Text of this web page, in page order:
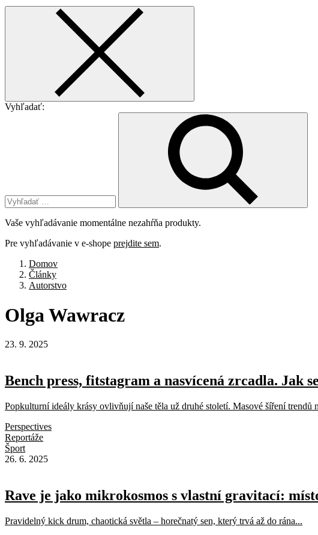
Vyhľadať:
Vaše vyhľadávanie momentálne nezahŕňa produkty.
Pre vyhľadávanie v e-shope prejdite sem.
Domov
Články
Autorstvo
Olga Wawracz
23. 9. 2025
Bench press, fitstagram a nasvícená zrcadla. Jak
Popkulturní ideály krásy ovlivňují naše těla už druhé století. Masové šíření trendů
Perspectives
Reportáže
Šport
26. 6. 2025
Rave je jako mikrokosmos s vlastní gravitací:
Pravidelný kick drum, chaotická světla – horečnatý sen, který trvá až do rána...